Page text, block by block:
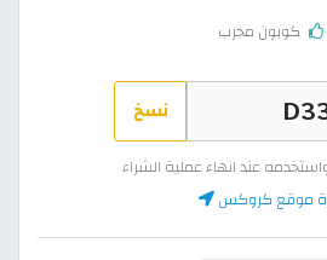
كوبون مجرب
نسخ
عند انهاء عملية الشراء
موقع كروكس